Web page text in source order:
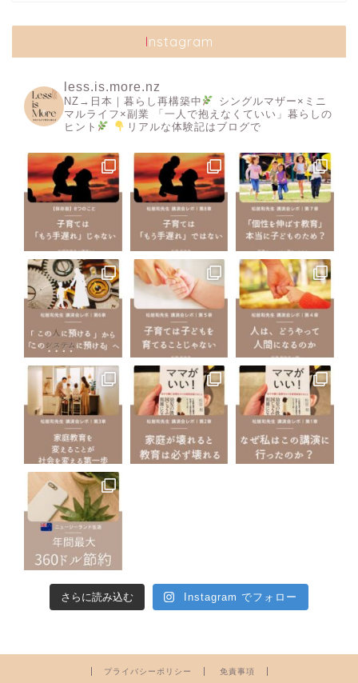
Instagram
less.is.more.nz
NZ→日本｜暮らし再構築中
シングルマザー×ミニ
マルライフ×副業
「一人で抱えなくていい」暮らしの
ヒント
リアルな体験記はブログで
さらに読み込む Instagram でフォロー
プライバシーポリシー 免責事項